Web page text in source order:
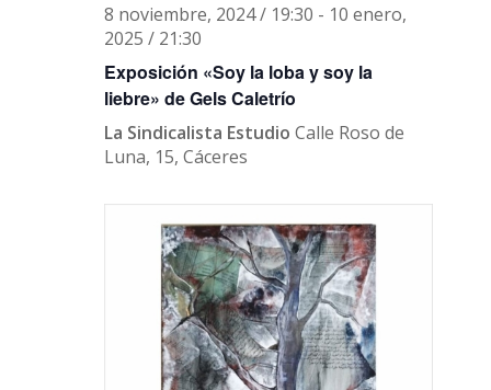
8 noviembre, 2024 / 19:30 - 10 enero,
2025 / 21:30
Exposición «Soy la loba y soy la
liebre» de Gels Caletrío
La Sindicalista EstudioCalle Roso de
Luna, 15, Cáceres